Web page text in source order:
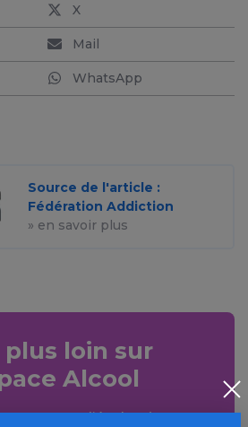
X
Mail
WhatsApp
Source de l'article :
Fédération Addiction
» en savoir plus
loin sur
Alcool
parcours d’évaluations,